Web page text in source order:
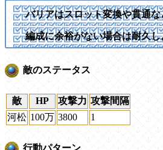
バリアはスロット変換や貫通な
編成に余裕がない場合は耐久し
敵のステータス
敵 HP 攻撃力 攻撃間隔
河松 100万 3800 1